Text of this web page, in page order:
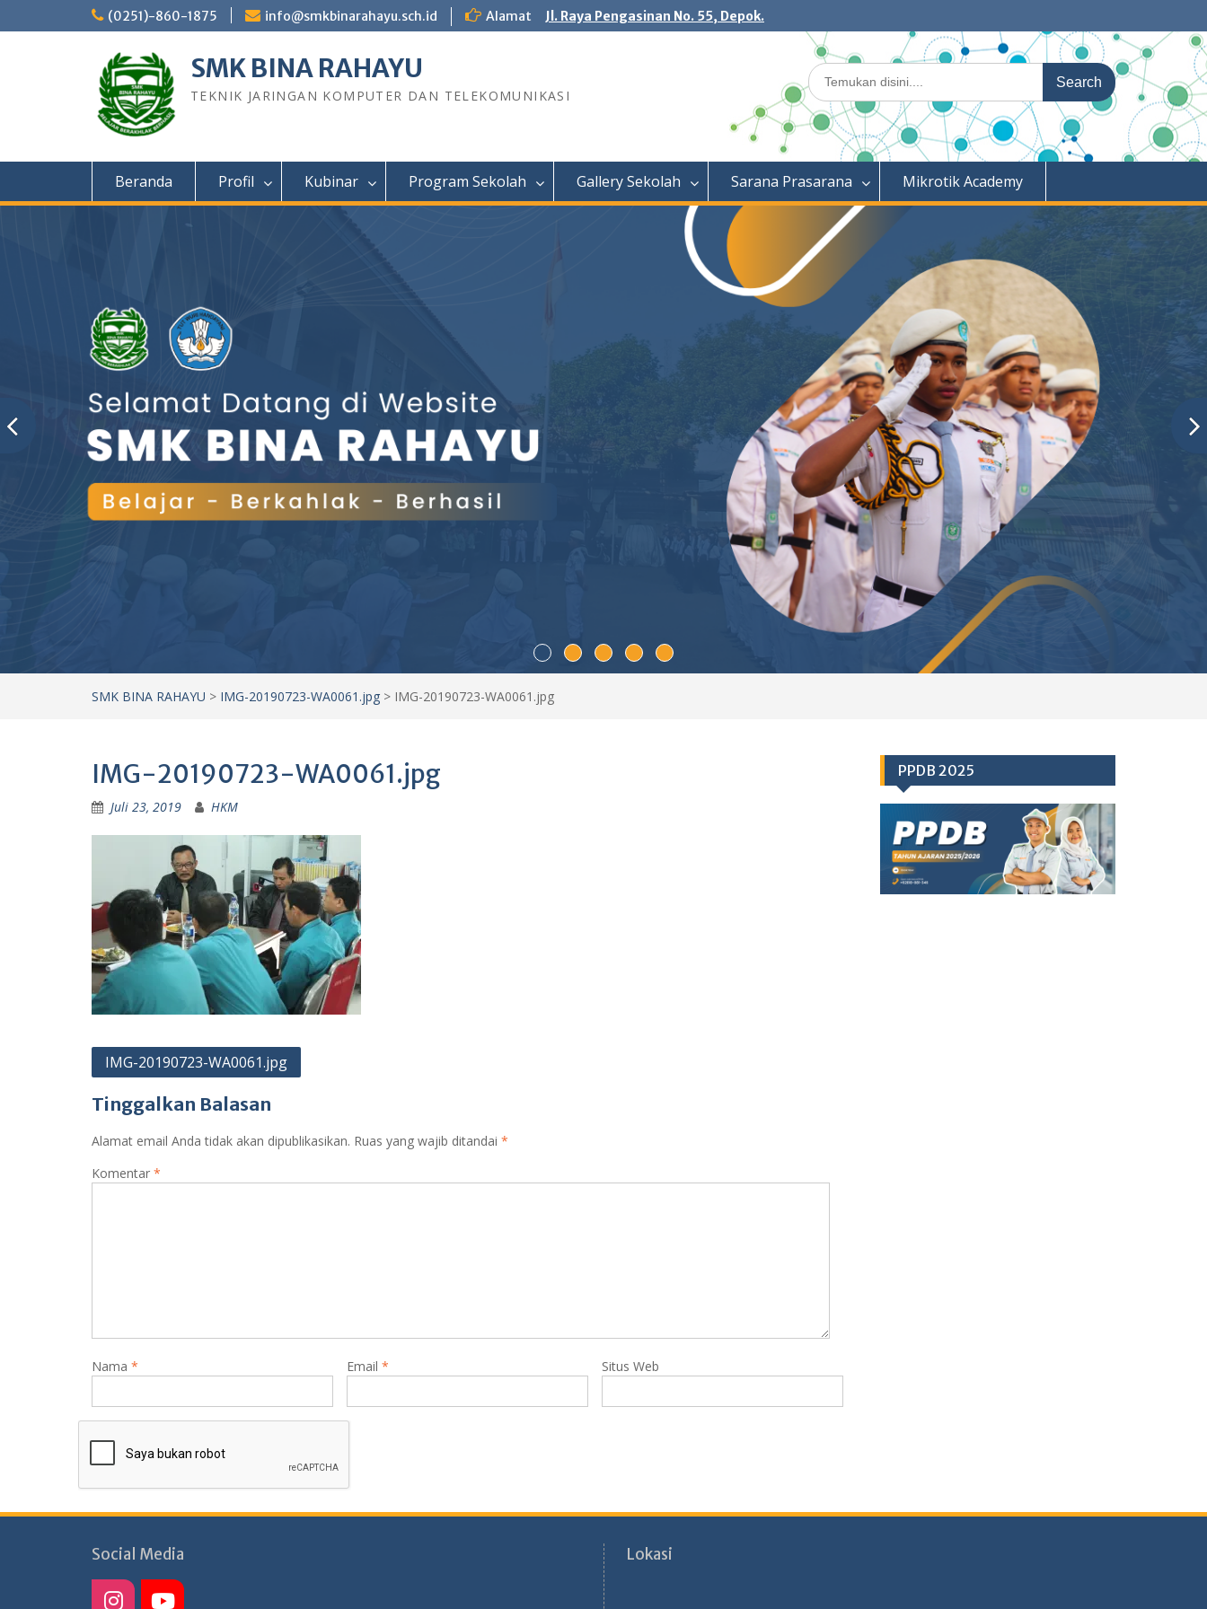
to
(0251)-860-1875 info@smkbinarahayu.sch.id Alamat Jl. Raya Pengasinan No. 55, Depok.
SMK BINA RAHAYU
TEKNIK JARINGAN KOMPUTER DAN TELEKOMUNIKASI
Search
for:
Beranda Profil Kubinar Program Sekolah Gallery Sekolah Sarana Prasarana Mikrotik Academy
SMK BINA RAHAYU > IMG-20190723-WA0061.jpg > IMG-20190723-WA0061.jpg
IMG-20190723-WA0061.jpg
Juli 23, 2019 HKM
Navigasi
IMG-20190723-WA0061.jpg
Tinggalkan Balasan
Alamat email Anda tidak akan dipublikasikan. Ruas yang wajib ditandai *
Komentar *
Nama * Email * Situs Web
PPDB 2025
Social Media Lokasi